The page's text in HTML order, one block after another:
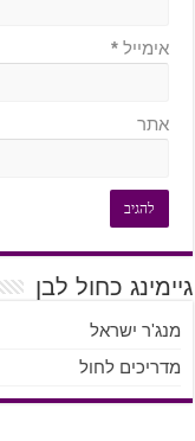
אימייל *
אתר
גיימינג כחול לבן
מנג'ר ישראל
מדריכים לחול